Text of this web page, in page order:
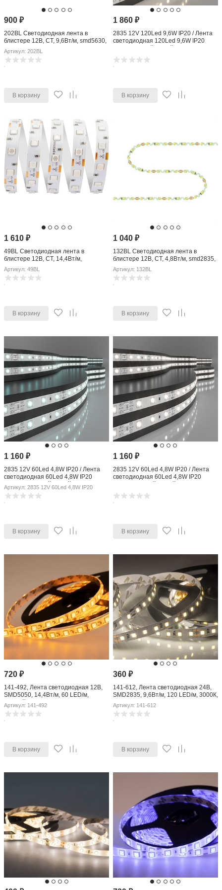
900₽
202BL Светодиодная лента в
блистере 12В, СТ, 9,6Вт/м, smd5630,
60д/м, IP20, 1400Лм/м,подложка
10мм,
Артикул: 202BL
В корзину
1 860 ₽
2835 12V 120Led 9,6W IP20 / Лента
светодиодная 120Led 9,6W IP20
3300K теплый белый
В корзину
1 610₽
49BL Светодиодная лента в
блистере 12В, СТ, 14,4Вт/м,
smd5050, 60д/м, IP20,подложка
10мм, 5м, зел.
Артикул: 49BL
В корзину
1 040 ₽
132BL Светодиодная лента в
блистере 12В, СТ, 4,8Вт/м, smd2835,
60д/м, IP20, 400Лм/м, подложка S-
типа
Артикул: 132BL
В корзину
1 160₽
2835 12V 60Led 4,8W IP20 / Лента
светодиодная 60Led 4,8W IP20
6500K холодный белый
Артикул: 2835 12V 60Led 4,8W IP20
В корзину
1 160 ₽
2835 12V 60Led 4,8W IP20 / Лента
светодиодная 60Led 4,8W IP20
4200K дневной белый
В корзину
720₽
141-492, Лента светодиодная 12В,
SMD5050, 14,4Вт/м, 60 LED/м,
желтый, 10мм, 5м, IP65
Артикул: 141-492
В корзину
360 ₽
141-612, Лента светодиодная 24В,
SMD2835, 9,6Вт/м, 120 LED/м, 3000К,
8мм, 5м, IP20
Артикул: 141-612
В корзину